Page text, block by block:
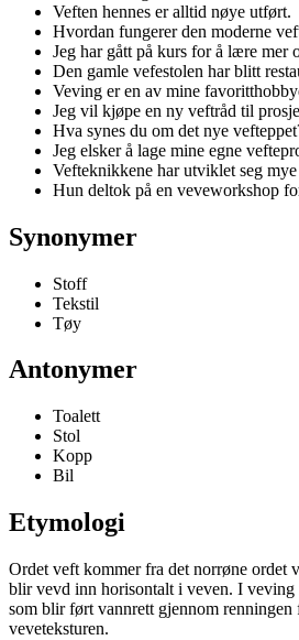
Veften hennes er alltid nøye utført.
Hvordan fungerer den moderne
Jeg har gått på kurs for å lære mer
Den gamle vefestolen har blitt
Veving er en av mine
Jeg vil kjøpe en ny veftråd til
Hva synes du om det nye
Jeg elsker å lage mine egne
Vefteknikkene har utviklet seg mye
Hun deltok på en veveworkshop
Synonymer
Stoff
Tekstil
Tøy
Antonymer
Toalett
Stol
Kopp
Bil
Etymologi
Ordet veft kommer fra det norrøne ordet
blir vevd inn horisontalt i veven. I veving
som blir ført vannrett gjennom renningen
veveteksturen.